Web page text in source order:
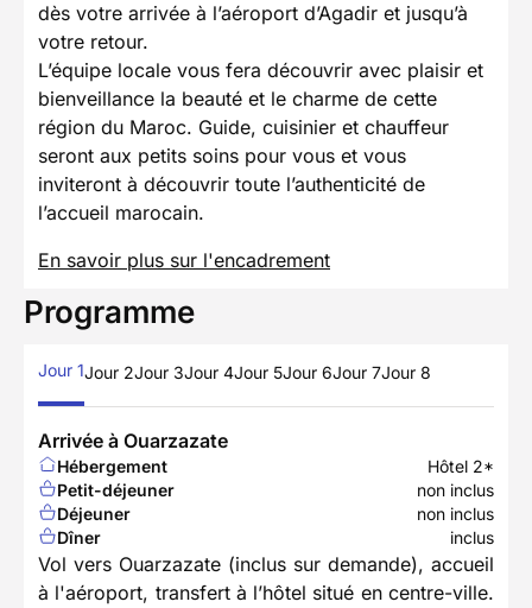
dès votre arrivée à l’aéroport d’Agadir et jusqu’à
votre retour.
L’équipe locale vous fera découvrir avec plaisir et
bienveillance la beauté et le charme de cette
région du Maroc. Guide, cuisinier et chauffeur
seront aux petits soins pour vous et vous
inviteront à découvrir toute l’authenticité de
l’accueil marocain.
En savoir plus sur l'encadrement
Programme
Jour 1Jour 2Jour 3Jour 4Jour 5Jour 6Jour 7Jour 8
Arrivée à Ouarzazate
Hébergement
Hôtel 2*
Petit-déjeuner
non inclus
Déjeuner
non inclus
Dîner
inclus
Vol vers Ouarzazate (inclus sur demande), accueil
à l'aéroport, transfert à l’hôtel situé en centre-ville.